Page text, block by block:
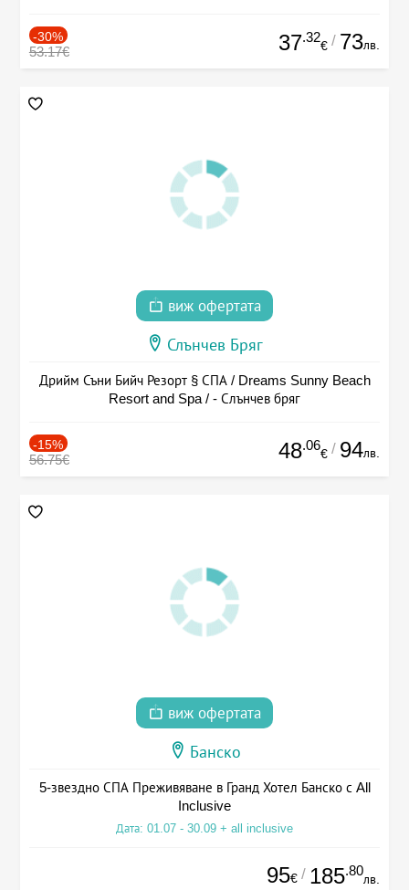
-30%
53.17€ 37.32
€ / 73лв.
виж офертата
Слънчев Бряг
Дрийм Съни Бийч Резорт § СПА / Dreams Sunny Beach
Resort and Spa / - Слънчев бряг
-15%
56.75€ 48.06
€ / 94лв.
виж офертата
Банско
5-звездно СПА Преживяване в Гранд Хотел Банско с All
Inclusive
Дата: 01.07 - 30.09 + all inclusive
95€ / 185.80
лв.